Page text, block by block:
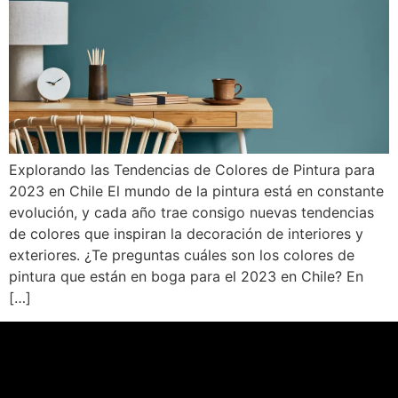
Explorando las Tendencias de Colores de Pintura para
2023 en Chile El mundo de la pintura está en constante
evolución, y cada año trae consigo nuevas tendencias
de colores que inspiran la decoración de interiores y
exteriores. ¿Te preguntas cuáles son los colores de
pintura que están en boga para el 2023 en Chile? En
[…]